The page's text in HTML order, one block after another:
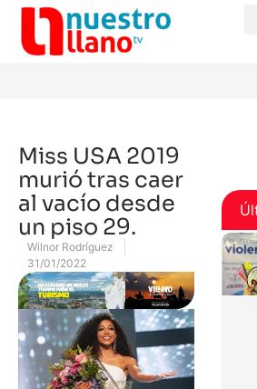
Miss USA 2019
murió tras caer
al vacío desde
un piso 29.
Wilnor Rodríguez
31/01/2022